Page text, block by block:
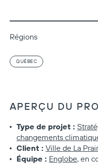
Régions
QUÉBEC
APERÇU DU
Type de projet :
changements
Client : Ville de La
Équipe : Englobe, en